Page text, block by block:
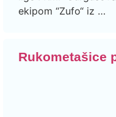
ekipom “Zufo“ iz …
Rukometašice